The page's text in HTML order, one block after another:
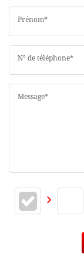
Prénom*
N° de téléphone*
Message*